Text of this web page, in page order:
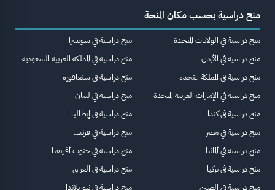
منح دراسية بحسب مكان المنحة
منح دراسية في الولايات المتحدة
منح دراسية في الأردن
منح دراسية في المملكة المتحدة
منح دراسية في الإمارات العربية المتحدة
منح دراسية في كندا
منح دراسية في مصر
منح دراسية في ألمانيا
منح دراسية في تركيا
منح دراسية في الصين
منح دراسية في سويسرا
منح دراسية في المملكة العربية السعودية
منح دراسية في سنغافورة
منح دراسية في لبنان
منح دراسية في إيطاليا
منح دراسية في فرنسا
منح دراسية في جنوب أفريقيا
منح دراسية في العراق
منح دراسية في نيوزيلاندا